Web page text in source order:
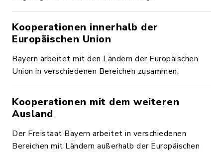
Kooperationen innerhalb der
Europäischen Union
Bayern arbeitet mit den Ländern der Europäischen
Union in verschiedenen Bereichen zusammen.
Kooperationen mit dem weiteren
Ausland
Der Freistaat Bayern arbeitet in verschiedenen
Bereichen mit Ländern außerhalb der Europäischen